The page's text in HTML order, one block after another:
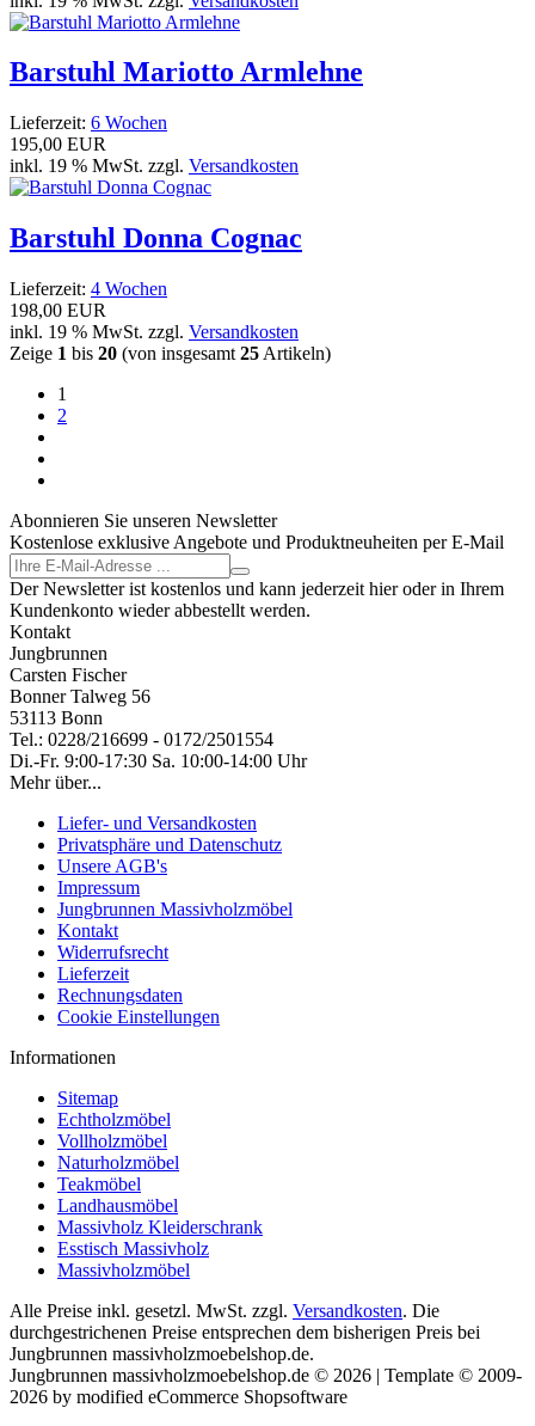
Barstuhl Mariotto Armlehne
Lieferzeit: 6 Wochen
195,00 EUR
inkl. 19 % MwSt. zzgl. Versandkosten
Barstuhl Donna Cognac
Lieferzeit: 4 Wochen
198,00 EUR
inkl. 19 % MwSt. zzgl. Versandkosten
Zeige 1 bis 20 (von insgesamt 25 Artikeln)
1
2
Abonnieren Sie unseren Newsletter
Kostenlose exklusive Angebote und Produktneuheiten per E-Mail
Der Newsletter ist kostenlos und kann jederzeit hier oder in Ihrem
Kundenkonto wieder abbestellt werden.
Kontakt
Jungbrunnen
Carsten Fischer
Bonner Talweg 56
53113 Bonn
Tel.: 0228/216699 - 0172/2501554
Di.-Fr. 9:00-17:30 Sa. 10:00-14:00 Uhr
Mehr über...
Liefer- und Versandkosten
Privatsphäre und Datenschutz
Unsere AGB's
Impressum
Jungbrunnen Massivholzmöbel
Kontakt
Widerrufsrecht
Lieferzeit
Rechnungsdaten
Cookie Einstellungen
Informationen
Sitemap
Echtholzmöbel
Vollholzmöbel
Naturholzmöbel
Teakmöbel
Landhausmöbel
Massivholz Kleiderschrank
Esstisch Massivholz
Massivholzmöbel
Alle Preise inkl. gesetzl. MwSt. zzgl. Versandkosten. Die
durchgestrichenen Preise entsprechen dem bisherigen Preis bei
Jungbrunnen massivholzmoebelshop.de.
Jungbrunnen massivholzmoebelshop.de © 2026 | Template © 2009-
2026 by modified eCommerce Shopsoftware